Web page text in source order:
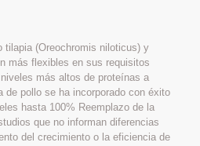
tilapia (Oreochromis niloticus) y
más flexibles en sus requisitos
más altos de proteínas a
de pollo se ha incorporado con éxito
hasta 100% Reemplazo de la
que no informan diferencias
del crecimiento o la eficiencia de